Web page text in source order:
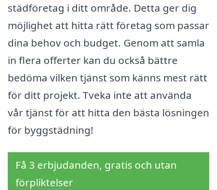
städföretag i ditt område. Detta ger dig
möjlighet att hitta rätt företag som passar
dina behov och budget. Genom att samla
in flera offerter kan du också bättre
bedöma vilken tjänst som känns mest rätt
för ditt projekt. Tveka inte att använda
vår tjänst för att hitta den bästa lösningen
för byggstädning!
Få 3 erbjudanden, gratis och utan
förpliktelser